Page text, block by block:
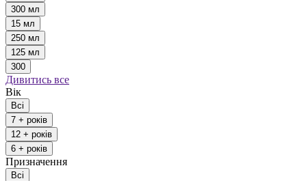
300 мл
15 мл
250 мл
125 мл
300
Дивитись все
Вік
Всі
7 + років
12 + років
6 + років
Призначення
Всі